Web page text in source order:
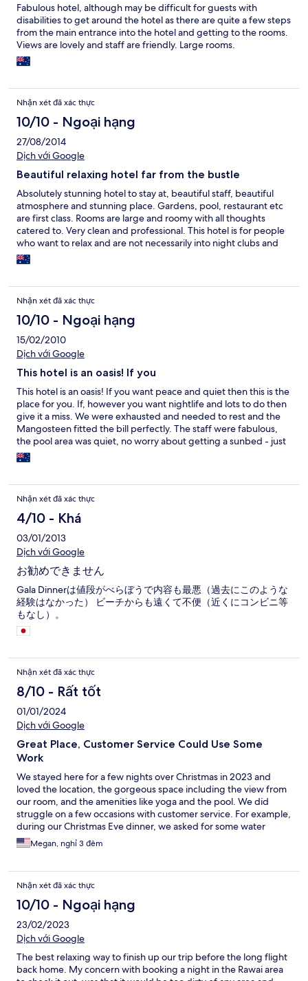
Fabulous hotel, although may be difficult for guests with
disabilities to get around the hotel as there are quite a few steps
from the main entrance into the hotel and getting to the rooms.
Views are lovely and staff are friendly. Large rooms.
Nhận xét đã xác thực
10/10 - Ngoại hạng
27/08/2014
Dịch với Google
Beautiful relaxing hotel far from the bustle
Absolutely stunning hotel to stay at, beautiful staff, beautiful
atmosphere and stunning place. Gardens, pool, restaurant etc
are first class. Rooms are large and roomy with all thoughts
catered to. Very clean and professional. This hotel is for people
who want to relax and are not necessarily into night clubs and
bars, etc. Though it is not far to anything in Phuket this hotel is
removed from the hustle and bustle so it is a short ride to
Nhận xét đã xác thực
10/10 - Ngoại hạng
15/02/2010
Dịch với Google
This hotel is an oasis! If you
This hotel is an oasis! If you want peace and quiet then this is the
place for you. If, however you want nightlife and lots to do then
give it a miss. We were exhausted and needed to rest and the
Mangosteen fitted the bill perfectly. The staff were fabulous,
the pool area was quiet, no worry about getting a sunbed - just
perfect. The food was excellent (about uk prices) the spa
excellent but a little pricey. All in all a great two weeks of perfect
Nhận xét đã xác thực
4/10 - Khá
03/01/2013
Dịch với Google
お勧めできません
Gala Dinnerは値段がべらぼうで内容も最悪（過去にこのような
経験はなかった） ビーチからも遠くて不便（近くにコンビニ等
もなし）。
Nhận xét đã xác thực
8/10 - Rất tốt
01/01/2024
Dịch với Google
Great Place, Customer Service Could Use Some
Work
We stayed here for a few nights over Christmas in 2023 and
loved the location, the gorgeous space including the view from
our room, and the amenities like yoga and the pool. We did
struggle on a few occasions with customer service. For example,
during our Christmas Eve dinner, we asked for some water
which the waiters were pouring for other customers and were
told it was for the Ayerveda retreat members only and we could
Later, there was tea on the buffet where our dessert was laid out
and I was told the same thing - only for some guests. These
were both SUCH small and inexpensive things that cost the
hotel nearly nothing to give us as guests (literally water and tea)
but made us feel like we weren't "real" guests because we
didn't sign up for their full package. Otherwise, it was mostly
Yoga was nice although you must get there early for a good
spot. The sweet resort kitty was a highlight for us too. We'd
Megan, nghỉ 3 đêm
Nhận xét đã xác thực
10/10 - Ngoại hạng
23/02/2023
Dịch với Google
The best relaxing way to finish up our trip before the long flight
back home. My concern with booking a night in the Rawai area